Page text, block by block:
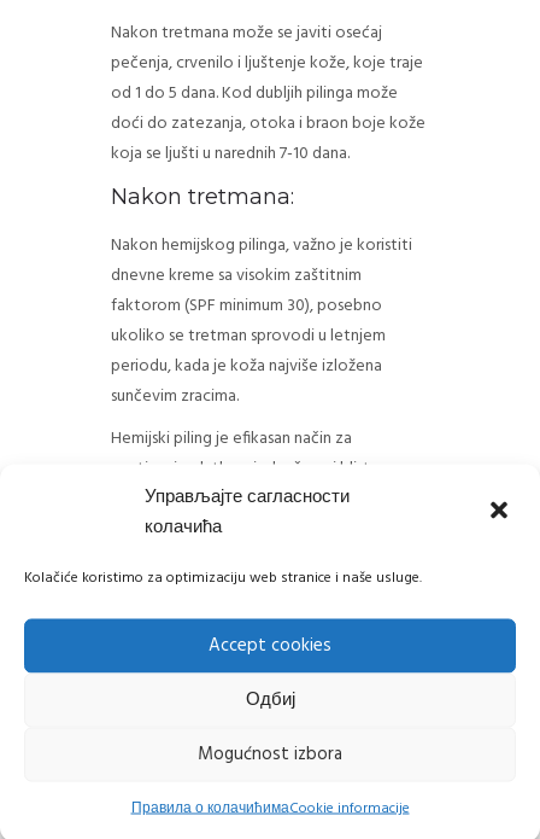
Управљајте сагласности
колачића
Kolačiće koristimo za optimizaciju web stranice i naše usluge.
Accept cookies
Одбиј
Mogućnost izbora
Правила о колачићимаCookie informacije
Nakon tretmana može se javiti osećaj
pečenja, crvenilo i ljuštenje kože, koje traje
od 1 do 5 dana. Kod dubljih pilinga može
doći do zatezanja, otoka i braon boje kože
koja se ljušti u narednih 7-10 dana.
Nakon tretmana:
Nakon hemijskog pilinga, važno je koristiti
dnevne kreme sa visokim zaštitnim
faktorom (SPF minimum 30), posebno
ukoliko se tretman sprovodi u letnjem
periodu, kada je koža najviše izložena
sunčevim zracima.
Hemijski piling je efikasan način za
postizanje glatke, ujednačene i blistave
kože…